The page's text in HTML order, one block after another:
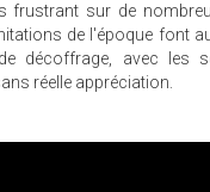
frustrant sur de
de l'époque font
décoffrage, avec les
réelle appréciation.